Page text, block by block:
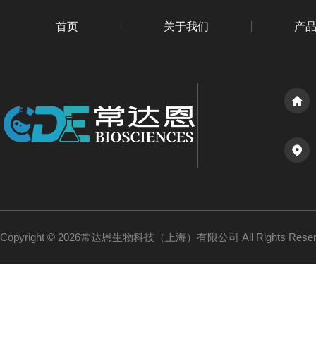
首页 关于我们 产
Copyright © 2026常达恩生物科技（上海）有限公司 All Rights